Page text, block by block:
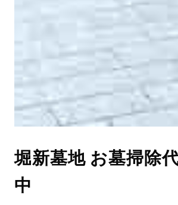
堀新墓地 お墓掃除
中